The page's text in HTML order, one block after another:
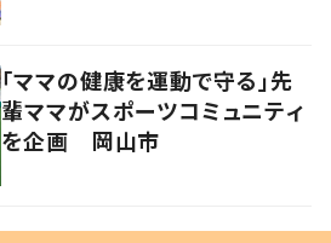
「ママの健康を運動で守る」先
輩ママがスポーツコミュニティ
を企画 岡山市